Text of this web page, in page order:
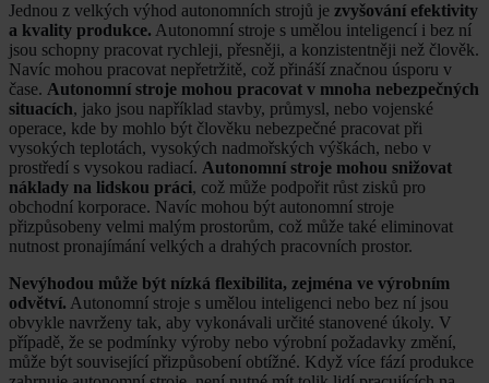
Jednou z velkých výhod autonomních strojů je zvyšování efektivity
a kvality produkce. Autonomní stroje s umělou inteligencí i bez ní
jsou schopny pracovat rychleji, přesněji, a konzistentněji než člověk.
Navíc mohou pracovat nepřetržitě, což přináší značnou úsporu v
čase. Autonomní stroje mohou pracovat v mnoha nebezpečných
situacích, jako jsou například stavby, průmysl, nebo vojenské
operace, kde by mohlo být člověku nebezpečné pracovat při
vysokých teplotách, vysokých nadmořských výškách, nebo v
prostředí s vysokou radiací. Autonomní stroje mohou snižovat
náklady na lidskou práci, což může podpořit růst zisků pro
obchodní korporace. Navíc mohou být autonomní stroje
přizpůsobeny velmi malým prostorům, což může také eliminovat
nutnost pronajímání velkých a drahých pracovních prostor.
Nevýhodou může být nízká flexibilita, zejména ve výrobním
odvětví. Autonomní stroje s umělou inteligenci nebo bez ní jsou
obvykle navrženy tak, aby vykonávali určité stanovené úkoly. V
případě, že se podmínky výroby nebo výrobní požadavky změní,
může být související přizpůsobení obtížné. Když více fází produkce